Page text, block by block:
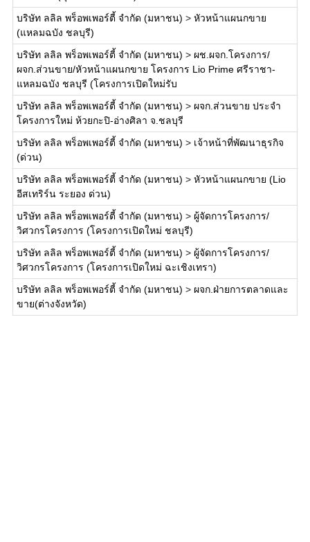
บริษัท ลลิล พร็อพเพอร์ตี้ จำกัด (มหาชน) > หัวหน้าแผนกขาย
(แหลมฉบัง ชลบุรี)
บริษัท ลลิล พร็อพเพอร์ตี้ จำกัด (มหาชน) > ผช.ผจก.โครงการ/
ผจก.ส่วนขาย/หัวหน้าแผนกขาย โครงการ Lio Prime ศรีราชา-
แหลมฉบัง ชลบุรี (โครงการเปิดใหม่รับ
บริษัท ลลิล พร็อพเพอร์ตี้ จำกัด (มหาชน) > ผจก.ส่วนขาย ประจำ
โครงการใหม่ ห้วยกะปิ-อ่างศิลา จ.ชลบุรี
บริษัท ลลิล พร็อพเพอร์ตี้ จำกัด (มหาชน) > เจ้าหน้าที่พัฒนาธุรกิจ
(ด่วน)
บริษัท ลลิล พร็อพเพอร์ตี้ จำกัด (มหาชน) > หัวหน้าแผนกขาย (Lio
อีสเทริร์น ระยอง ด่วน)
บริษัท ลลิล พร็อพเพอร์ตี้ จำกัด (มหาชน) > ผู้จัดการโครงการ/
วิศวกรโครงการ (โครงการเปิดใหม่ ชลบุรี)
บริษัท ลลิล พร็อพเพอร์ตี้ จำกัด (มหาชน) > ผู้จัดการโครงการ/
วิศวกรโครงการ (โครงการเปิดใหม่ ฉะเชิงเทรา)
บริษัท ลลิล พร็อพเพอร์ตี้ จำกัด (มหาชน) > ผจก.ฝ่ายการตลาดและ
ขาย(ต่างจังหวัด)